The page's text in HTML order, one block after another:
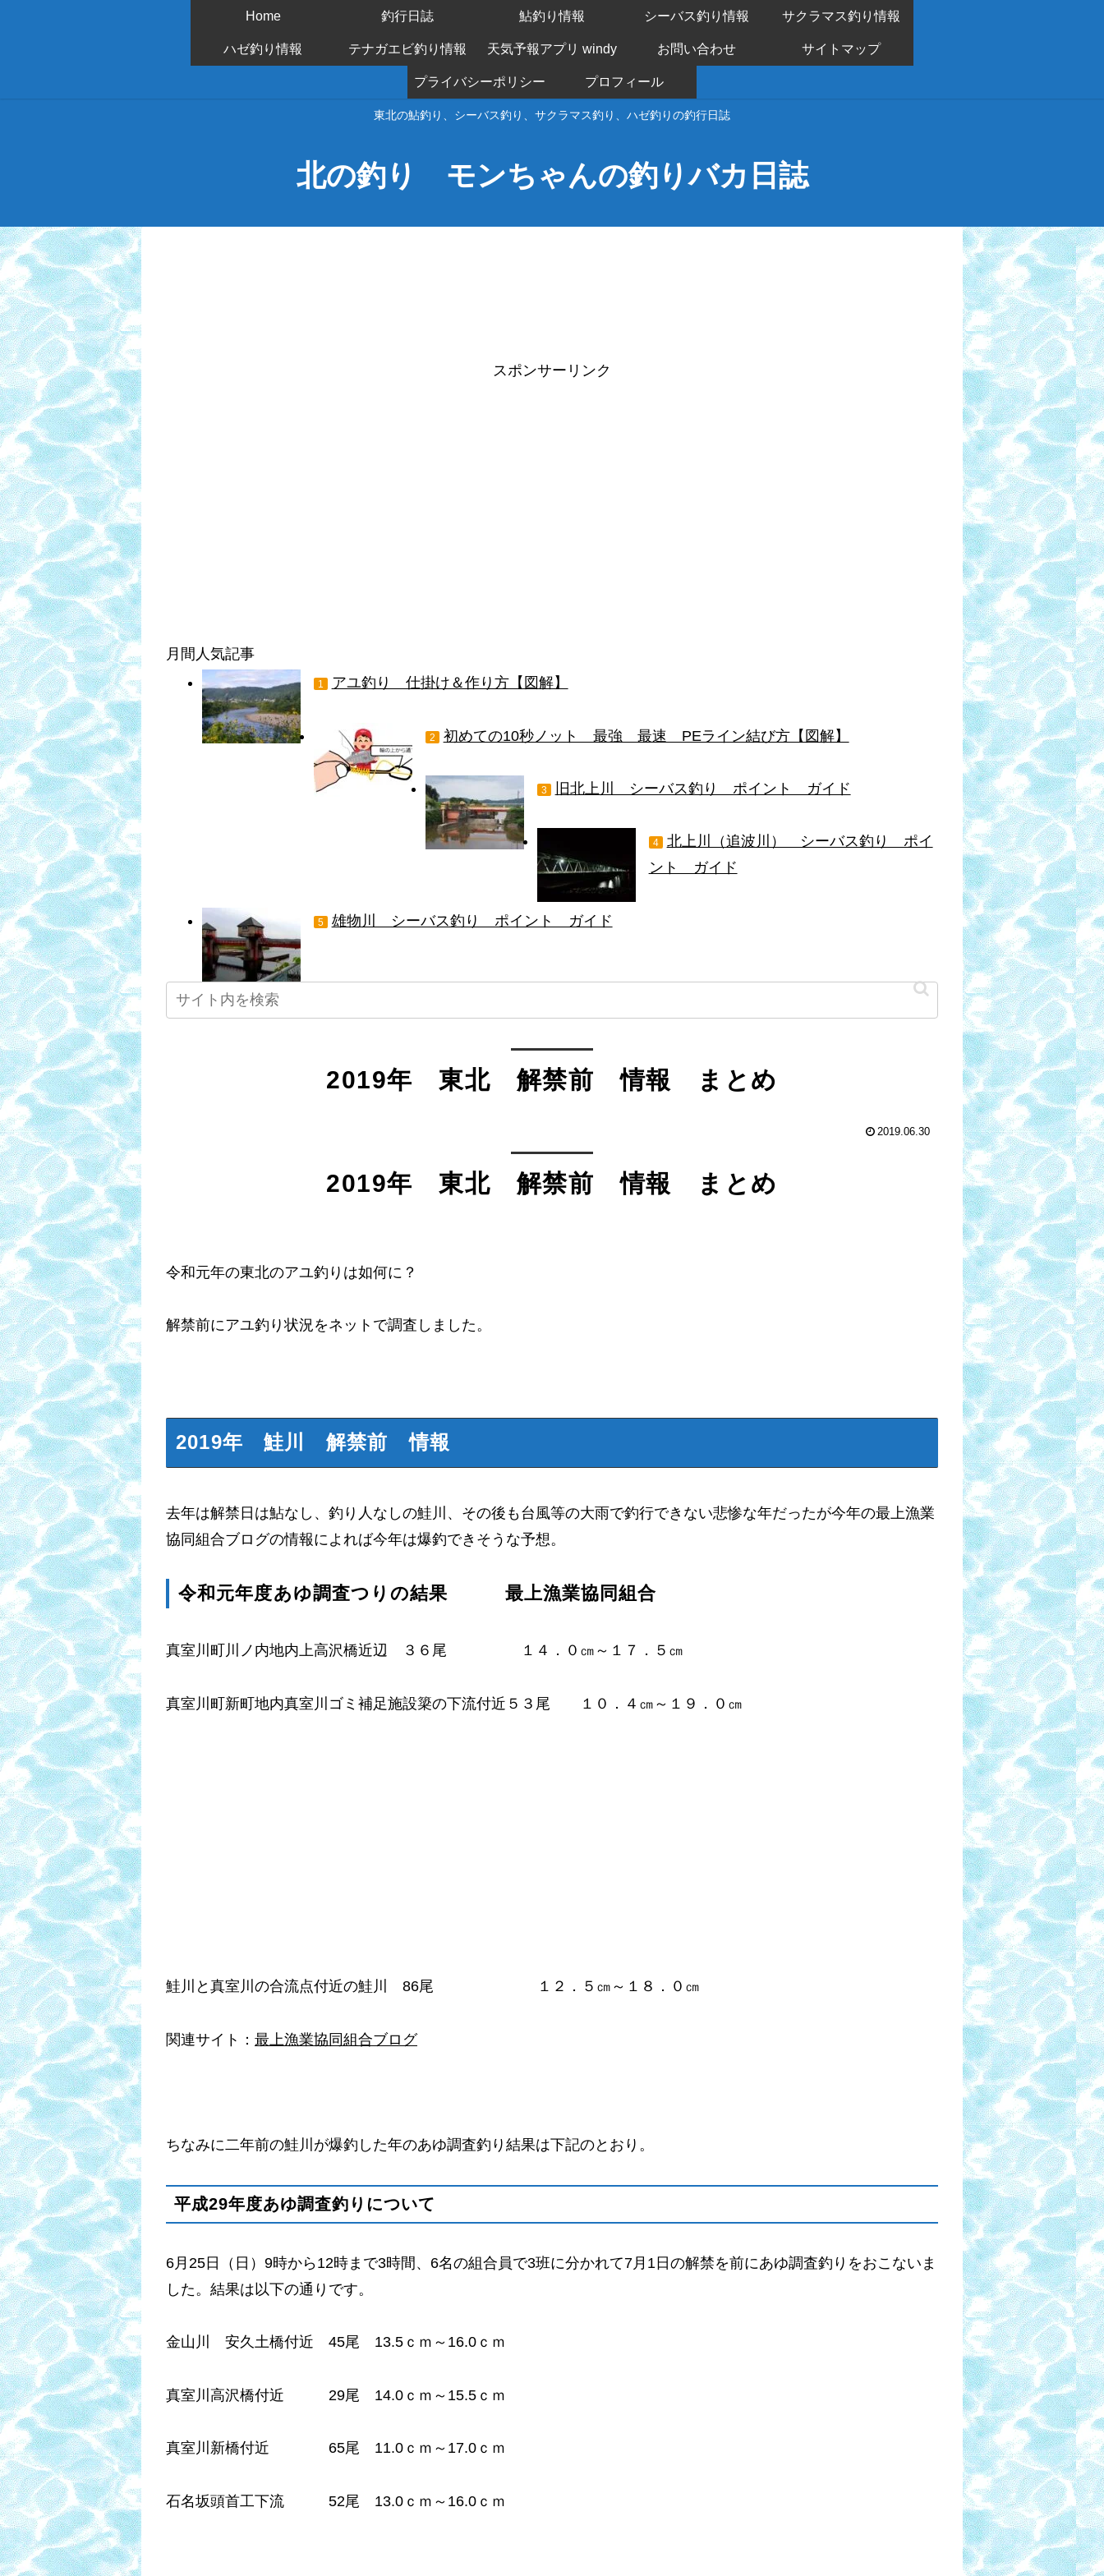
東北の鮎釣り、シーバス釣り、サクラマス釣り、ハゼ釣りの釣行日誌
北の釣り モンちゃんの釣りバカ日誌
Home 釣行日誌 鮎釣り情報 シーバス釣り情報 サクラマス釣り情報
ハゼ釣り情報 テナガエビ釣り情報 天気予報アプリ windy お問い合わせ サイトマップ
プライバシーポリシー プロフィール
スポンサーリンク
月間人気記事
1 アユ釣り 仕掛け＆作り方【図解】
2 初めての10秒ノット 最強 最速 PEライン結び方【図解】
3 旧北上川 シーバス釣り ポイント ガイド
4
北上川（追波川） シーバス釣り ポイ
ント ガイド
5 雄物川 シーバス釣り ポイント ガイド
2019年 東北 解禁前 情報 まとめ
2019.06.30
2019年 東北 解禁前 情報 まとめ
令和元年の東北のアユ釣りは如何に？
解禁前にアユ釣り状況をネットで調査しました。
2019年 鮭川 解禁前 情報
去年は解禁日は鮎なし、釣り人なしの鮭川、その後も台風等の大雨で釣行できない悲惨な年だったが今年の最上漁業
協同組合ブログの情報によれば今年は爆釣できそうな予想。
令和元年度あゆ調査つりの結果 最上漁業協同組合
真室川町川ノ内地内上高沢橋近辺 ３６尾 １４．０㎝～１７．５㎝
真室川町新町地内真室川ゴミ補足施設簗の下流付近５３尾 １０．４㎝～１９．０㎝
鮭川と真室川の合流点付近の鮭川 86尾 １２．５㎝～１８．０㎝
関連サイト： 最上漁業協同組合ブログ
ちなみに二年前の鮭川が爆釣した年のあゆ調査釣り結果は下記のとおり。
平成29年度あゆ調査釣りについて
6月25日（日）9時から12時まで3時間、6名の組合員で3班に分かれて7月1日の解禁を前にあゆ調査釣りをおこないま
した。結果は以下の通りです。
金山川 安久土橋付近 45尾 13.5ｃｍ～16.0ｃｍ
真室川高沢橋付近 29尾 14.0ｃｍ～15.5ｃｍ
真室川新橋付近 65尾 11.0ｃｍ～17.0ｃｍ
石名坂頭首工下流 52尾 13.0ｃｍ～16.0ｃｍ